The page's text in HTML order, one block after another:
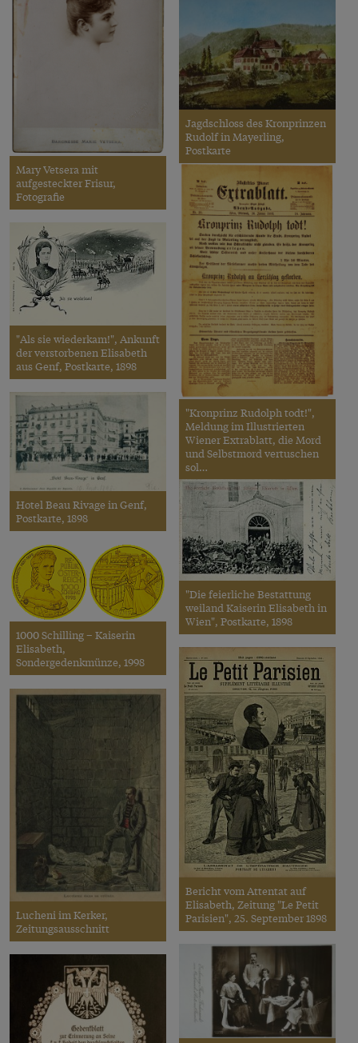
Mary Vetsera mit
aufgesteckter Frisur,
Fotografie
Jagdschloss des Kronprinzen
Rudolf in Mayerling,
Postkarte
"Kronprinz Rudolph todt!",
Meldung im Illustrierten
Wiener Extrablatt, die Mord
und Selbstmord vertuschen
sol…
"Als sie wiederkam!", Ankunft
der verstorbenen Elisabeth
aus Genf, Postkarte, 1898
Hotel Beau Rivage in Genf,
Postkarte, 1898
"Die feierliche Bestattung
weiland Kaiserin Elisabeth in
Wien", Postkarte, 1898
1000 Schilling – Kaiserin
Elisabeth,
Sondergedenkmünze, 1998
Bericht vom Attentat auf
Elisabeth, Zeitung "Le Petit
Parisien", 25. September 1898
Lucheni im Kerker,
Zeitungsausschnitt